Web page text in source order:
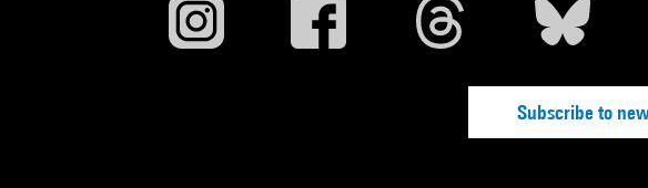
Subscribe to